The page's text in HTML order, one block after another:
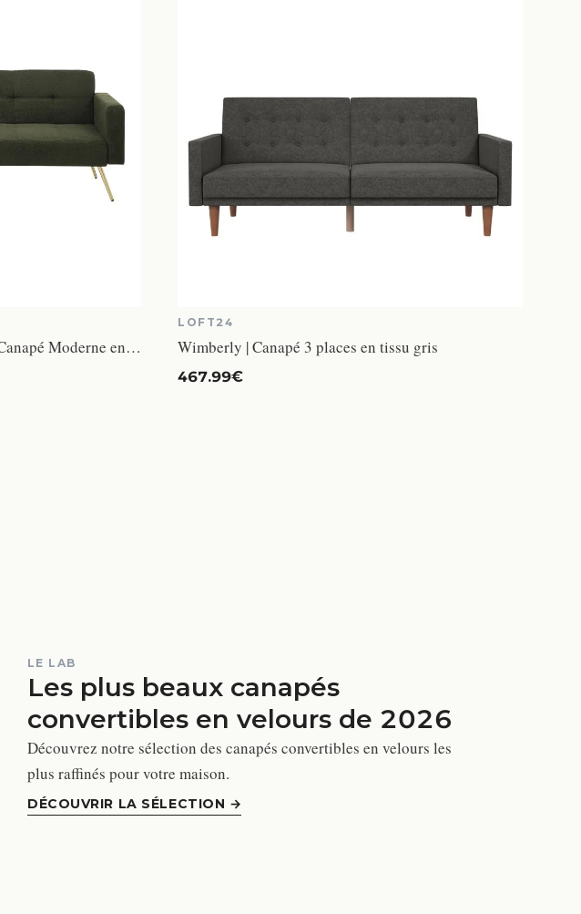
Canapé Convertible 2/3 places,Canapé Moderne en Sherpa,Canapé-lit pliable pour salon,pieds dorés,Vert,175×64×72cm
LOFT24
Wimberly | Canapé 3 places en tissu gris
467.99€
LE LAB
Les plus beaux canapés
convertibles en velours de 2026
Découvrez notre sélection des canapés convertibles en velours les
plus raffinés pour votre maison.
DÉCOUVRIR LA SÉLECTION →